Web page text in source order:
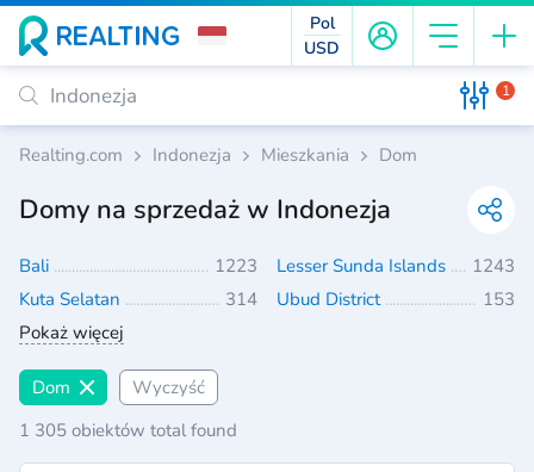
Pol
USD
1
Realting.com Indonezja Mieszkania Dom
Domy na sprzedaż w Indonezja
Bali 1223 Lesser Sunda Islands
1243
Kuta Selatan
314 Ubud District
153
Pokaż więcej
Dom
Wyczyść
1 305 obiektów total found